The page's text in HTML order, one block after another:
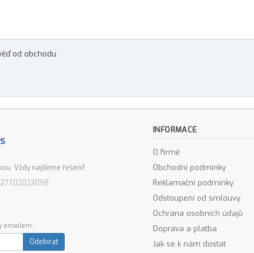
od obchodu
Vždy najdeme řešení!
emailem:
Odebírat
INFORMACE
O firmě
Obchodní podmínky
Reklamační podmínky
Odstoupení od smlouvy
Ochrana osobních údajů
Doprava a platba
Jak se k nám dostat